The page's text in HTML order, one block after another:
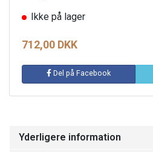
Ikke på lager
712,00 DKK
Del på Facebook
Yderligere information